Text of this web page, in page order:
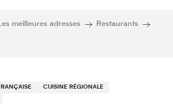
meilleures adresses
Restaurants
CUISINE RÉGIONALE